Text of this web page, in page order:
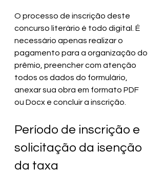
O processo de inscrição deste
concurso literário é todo digital. É
necessário apenas realizar o
pagamento para a organização do
prêmio, preencher com atenção
todos os dados do formulário,
anexar sua obra em formato PDF
ou Docx e concluir a inscrição.
Período de inscrição e
solicitação da isenção
da taxa